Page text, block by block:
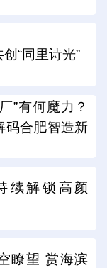
“同里诗光”
”有何魔力？
码合肥智造新
续解锁高颜
瞭望 赏海滨